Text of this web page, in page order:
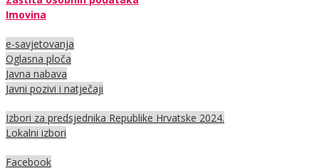
Imovina
e-savjetovanja
Oglasna ploča
Javna nabava
Javni pozivi i natječaji
Izbori za predsjednika Republike Hrvatske 2024.
Lokalni izbori
Facebook